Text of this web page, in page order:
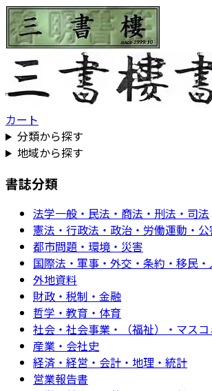
カート
分類から探す
地域から探す
書誌分類
法学一般・民法・商法・刑法・司法
憲法・行政法・政治・労働運動・公
都市問題・環境・災害
国際法・軍事・外交・条約・移民・
外地資料
財政・税制・金融
哲学・教育・体育
社会・社会事業・（福祉）・マス
産業・会社史
経済・経営・会計・地理・統計
営業報告書